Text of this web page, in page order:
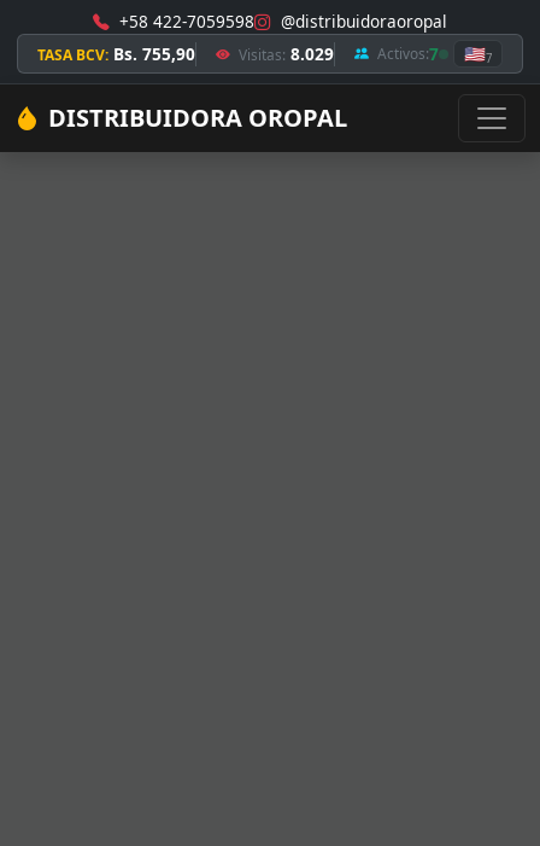
+58 422-7059598 @distribuidoraoropal
TASA BCV: Bs. 755,90 Visitas: 8.029 Activos:7 🇺🇸7
DISTRIBUIDORA OROPAL